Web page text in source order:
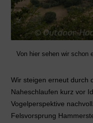
Von hier sehen wir schon
Wir steigen erneut durch
Naheschlaufen kurz vor
Vogelperspektive
Felsvorsprung